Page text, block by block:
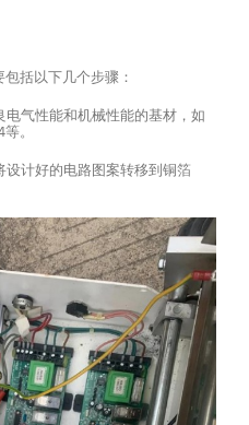
括以下几个步骤：
电气性能和机械性能的基材，如
。
设计好的电路图案转移到铜箔